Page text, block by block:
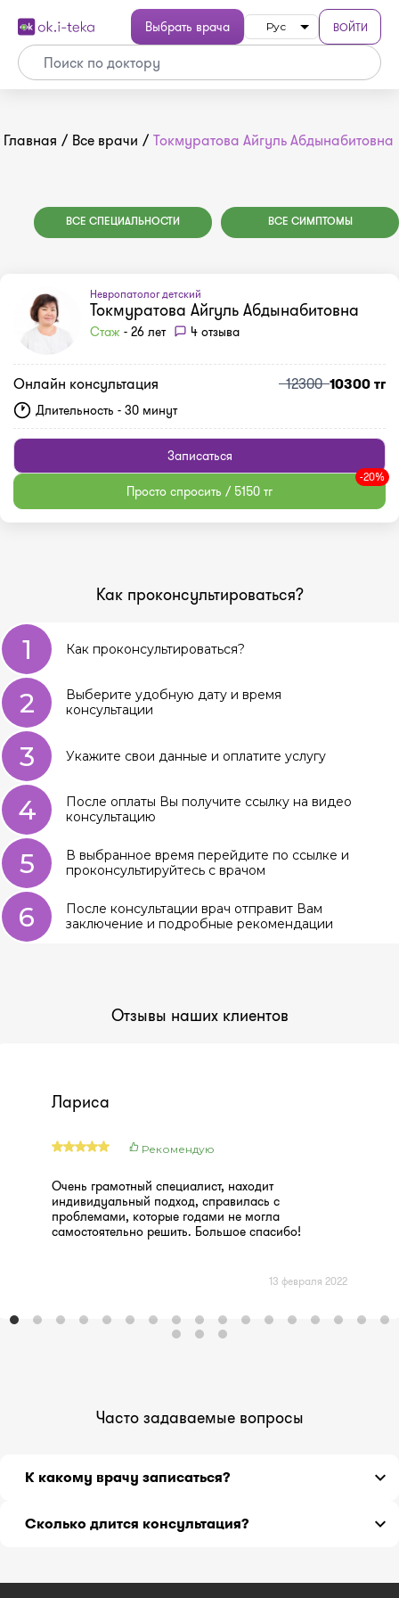
Выбрать врача Рус ВОЙТИ
Главная / Все врачи / Токмуратова Айгуль Абдынабитовна
ВСЕ СПЕЦИАЛЬНОСТИ ВСЕ СИМПТОМЫ
Невропатолог детский
Токмуратова Айгуль Абдынабитовна
Стаж - 26 лет 4 отзыва
Онлайн консультация 1230010300 тг
Длительность - 30 минут
Записаться
Просто спросить / 5150 тг
-20%
Как проконсультироваться?
1 Как проконсультироваться?
2
Выберите удобную дату и время
консультации
3 Укажите свои данные и оплатите услугу
4
После оплаты Вы получите ссылку на видео
консультацию
5
В выбранное время перейдите по ссылке и
проконсультируйтесь с врачом
6
После консультации врач отправит Вам
заключение и подробные рекомендации
Отзывы наших клиентов
Лариса
Рекомендую
Очень грамотный специалист, находит
индивидуальный подход, справилась с
проблемами, которые годами не могла
самостоятельно решить. Большое спасибо!
13 февраля 2022
Часто задаваемые вопросы
К какому врачу записаться?
обратитесь к терапевту.
Сколько длится консультация?